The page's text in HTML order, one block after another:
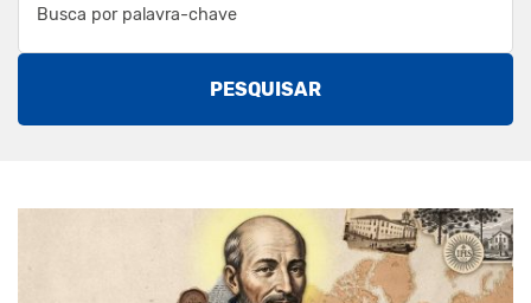
PESQUISAR